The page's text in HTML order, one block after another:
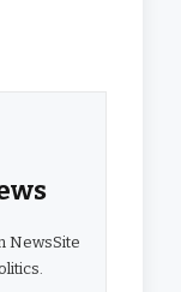
NewsSite